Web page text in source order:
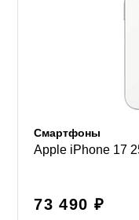
Смартфоны
Apple iPhone 17
73 490 ₽